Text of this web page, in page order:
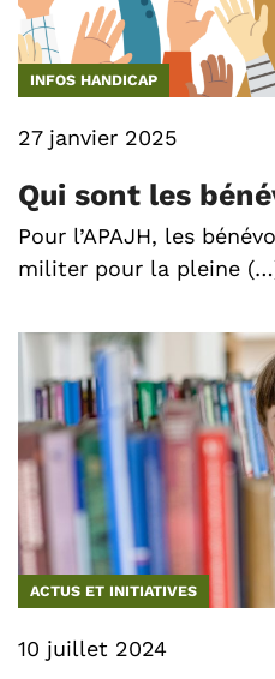
INFOS HANDICAP
27 janvier 2025
Qui sont les
Pour l’APAJH, les
militer pour la pleine
ACTUS ET INITIATIVES
10 juillet 2024